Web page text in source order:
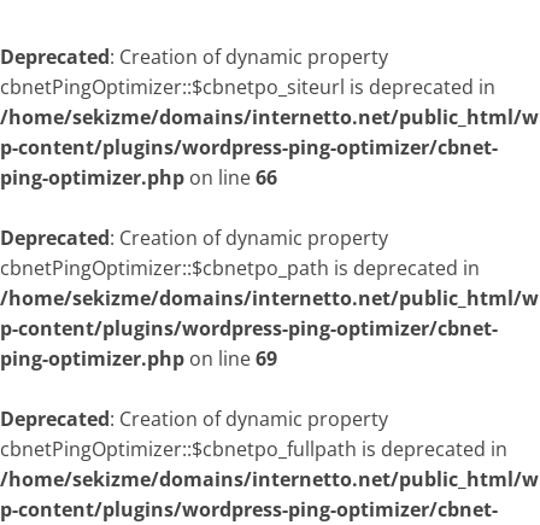
Deprecated: Creation of dynamic property
cbnetPingOptimizer::$cbnetpo_siteurl is deprecated in
/home/sekizme/domains/internetto.net/public_html/w
p-content/plugins/wordpress-ping-optimizer/cbnet-
ping-optimizer.php on line66
Deprecated: Creation of dynamic property
cbnetPingOptimizer::$cbnetpo_path is deprecated in
/home/sekizme/domains/internetto.net/public_html/w
p-content/plugins/wordpress-ping-optimizer/cbnet-
ping-optimizer.php on line69
Deprecated: Creation of dynamic property
cbnetPingOptimizer::$cbnetpo_fullpath is deprecated in
/home/sekizme/domains/internetto.net/public_html/w
p-content/plugins/wordpress-ping-optimizer/cbnet-